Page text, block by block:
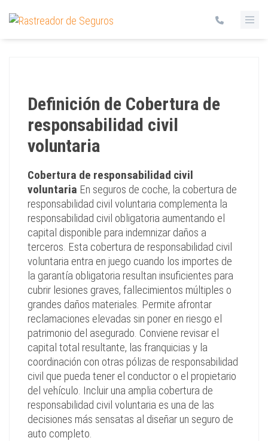
Definición de Cobertura de
responsabilidad civil
voluntaria
Cobertura de responsabilidad civil
voluntaria En seguros de coche, la cobertura de
responsabilidad civil voluntaria complementa la
responsabilidad civil obligatoria aumentando el
capital disponible para indemnizar daños a
terceros. Esta cobertura de responsabilidad civil
voluntaria entra en juego cuando los importes de
la garantía obligatoria resultan insuficientes para
cubrir lesiones graves, fallecimientos múltiples o
grandes daños materiales. Permite afrontar
reclamaciones elevadas sin poner en riesgo el
patrimonio del asegurado. Conviene revisar el
capital total resultante, las franquicias y la
coordinación con otras pólizas de responsabilidad
civil que pueda tener el conductor o el propietario
del vehículo. Incluir una amplia cobertura de
responsabilidad civil voluntaria es una de las
decisiones más sensatas al diseñar un seguro de
auto completo.